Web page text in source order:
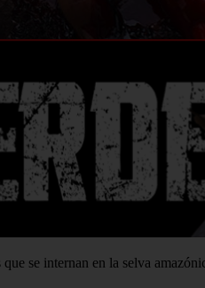
se internan en la selva